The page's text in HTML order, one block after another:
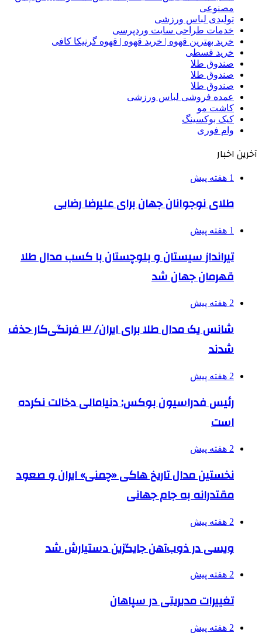
مصنوعی
تولیدی لباس ورزشی
خدمات طراحی سایت وردپرسی
خرید بهترین قهوه | خرید قهوه | قهوه گرنیکا کافی
خرید قسطی
صندوق طلا
صندوق طلا
صندوق طلا
عمده فروشی لباس ورزشی
کاشت مو
کیک بوکسینگ
وام فوری
آخرین اخبار
1 هفته پیش
طلای نوجوانان جهان برای علیرضا رضایی
1 هفته پیش
تیرانداز سیستان و بلوچستان با کسب مدال طلا
قهرمان جهان شد
2 هفته پیش
شانس یک مدال طلا برای ایران/ ۳ فرنگی‌کار حذف
شدند
2 هفته پیش
رئیس فدراسیون بوکس: دنیامالی دخالت نکرده
است
2 هفته پیش
نخستین مدال تاریخ هاکی «چمنی» ایران و صعود
مقتدرانه به جام جهانی
2 هفته پیش
ویسی در ذوب‌آهن جایگزین دستیارش شد
2 هفته پیش
تغییرات مدیریتی در سپاهان
2 هفته پیش